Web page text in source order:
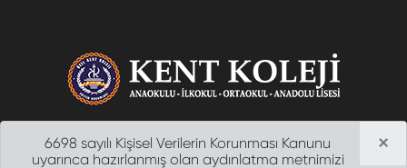
×
6698 sayılı Kişisel Verilerin Korunması Kanunu
uyarınca hazırlanmış olan aydınlatma metnimizi